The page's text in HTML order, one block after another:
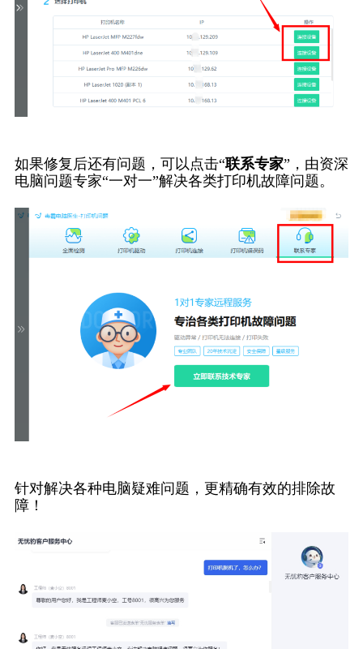
如果修复后还有问题，可以点击“联系专家”，由资深
电脑问题专家“一对一”解决各类打印机故障问题。
针对解决各种电脑疑难问题，更精确有效的排除故
障！